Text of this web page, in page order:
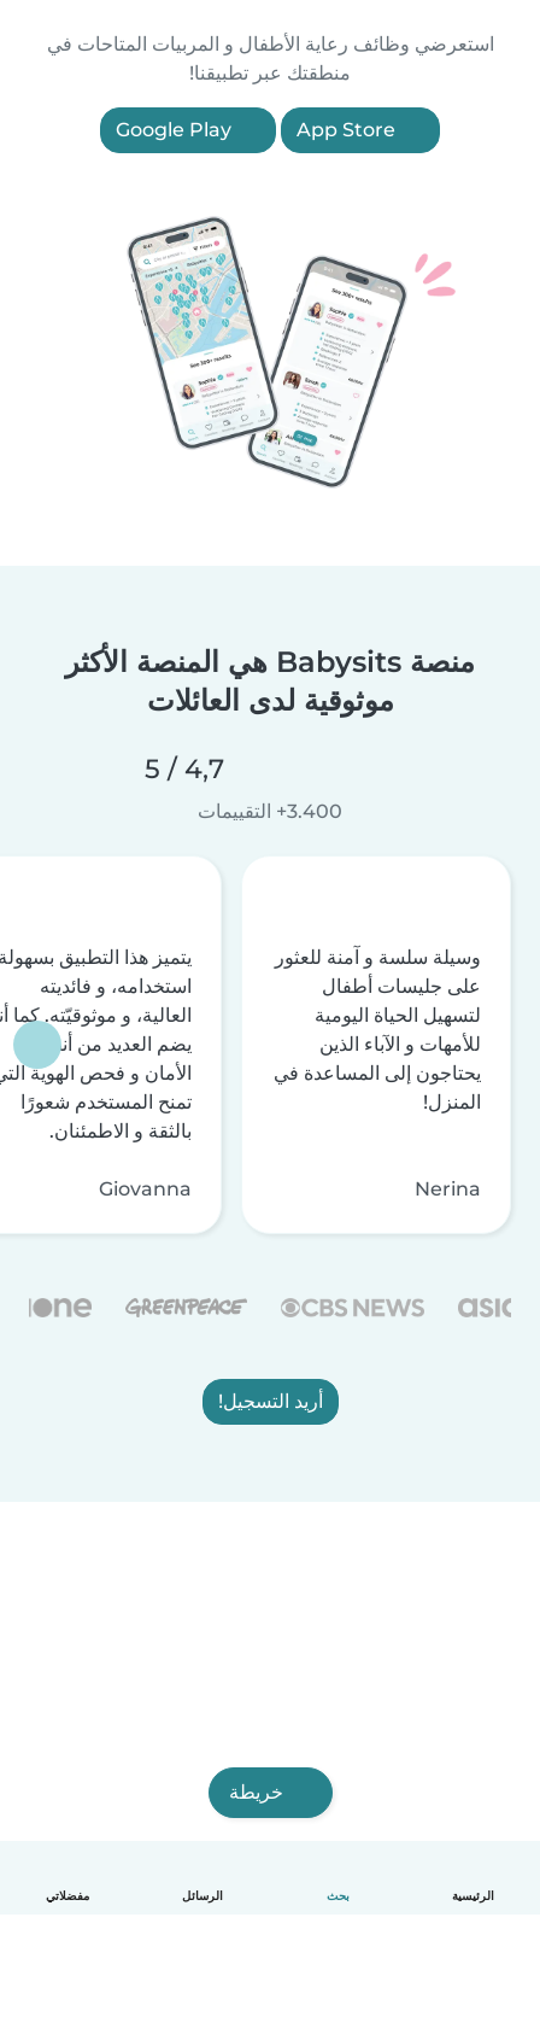
الرئيسية بحث الرسائل مفضلاتي
استعرضي وظائف رعاية الأطفال و المربيات المتاحات في
منطقتك عبر تطبيقنا!
منصة Babysits هي المنصة الأكثر
موثوقية لدى العائلات
4,7 / 5
3.400+ التقييمات
وسيلة سلسة و آمنة للعثور
على جليسات أطفال
لتسهيل الحياة اليومية
للأمهات و الآباء الذين
يحتاجون إلى المساعدة في
المنزل!
Nerina
يتميز هذا التطبيق
استخدامه، و فائديته
العالية، و موثوقيّته. كما
يضم العديد من أنظمة
الأمان و فحص الهوية
تمنح المستخدم شعورًا
بالثقة و الاطمئنان.
Giovanna
أريد التسجيل!
خريطة